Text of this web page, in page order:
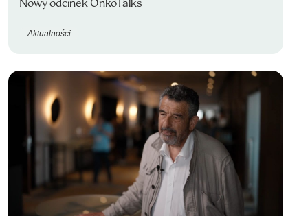
Nowy odcinek OnkoTalks
Aktualności